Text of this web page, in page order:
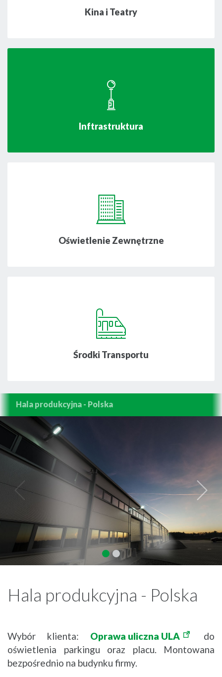
Kina i Teatry
Inftrastruktura
Oświetlenie Zewnętrzne
Środki Transportu
Hala produkcyjna - Polska
Hala produkcyjna - Polska
Wybór klienta: Oprawa uliczna ULA
do
oświetlenia parkingu oraz placu. Montowana
bezpośrednio na budynku firmy.